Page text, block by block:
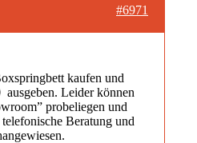
#6971
kaufen und
ausgeben. Leider können
probeliegen und
Beratung und